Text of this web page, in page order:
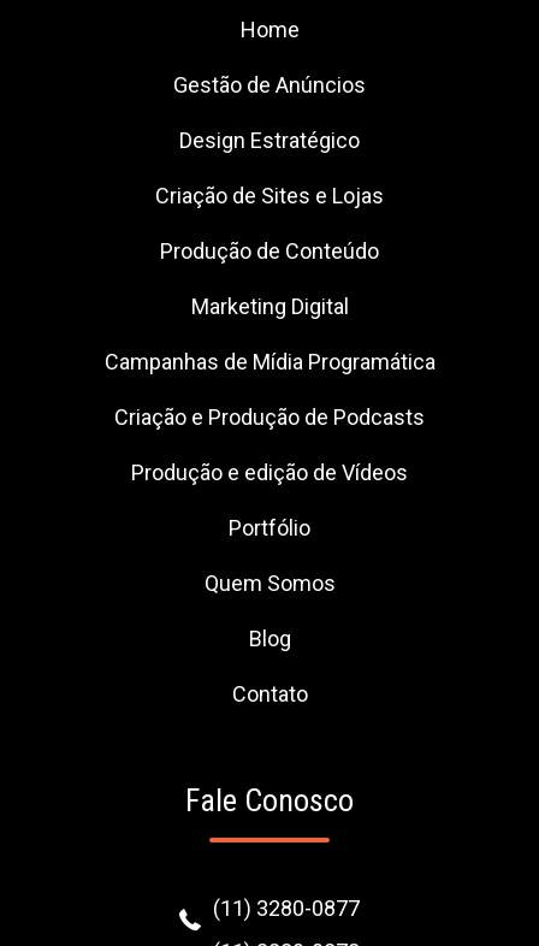
Home
Gestão de Anúncios
Design Estratégico
Criação de Sites e Lojas
Produção de Conteúdo
Marketing Digital
Campanhas de Mídia Programática
Criação e Produção de Podcasts
Produção e edição de Vídeos
Portfólio
Quem Somos
Blog
Contato
Fale Conosco
(11) 3280-0877